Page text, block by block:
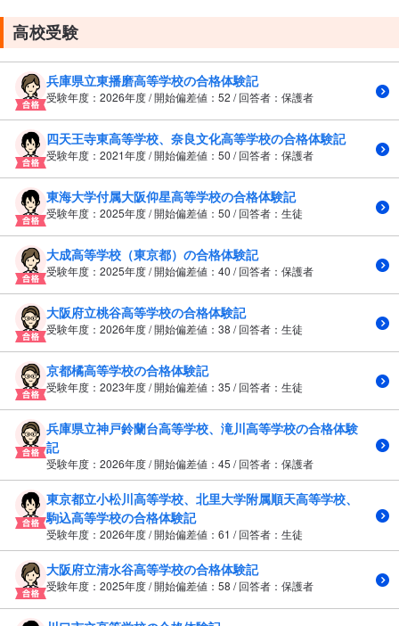
高校受験
兵庫県立東播磨高等学校の合格体験記
受験年度：2026年度 / 開始偏差値：52 / 回答者：保護者
四天王寺東高等学校、奈良文化高等学校の合格体験記
受験年度：2021年度 / 開始偏差値：50 / 回答者：保護者
東海大学付属大阪仰星高等学校の合格体験記
受験年度：2025年度 / 開始偏差値：50 / 回答者：生徒
大成高等学校（東京都）の合格体験記
受験年度：2025年度 / 開始偏差値：40 / 回答者：保護者
大阪府立桃谷高等学校の合格体験記
受験年度：2026年度 / 開始偏差値：38 / 回答者：生徒
京都橘高等学校の合格体験記
受験年度：2023年度 / 開始偏差値：35 / 回答者：生徒
兵庫県立神戸鈴蘭台高等学校、滝川高等学校の合格体験
記
受験年度：2026年度 / 開始偏差値：45 / 回答者：保護者
東京都立小松川高等学校、北里大学附属順天高等学校、
駒込高等学校の合格体験記
受験年度：2026年度 / 開始偏差値：61 / 回答者：生徒
大阪府立清水谷高等学校の合格体験記
受験年度：2025年度 / 開始偏差値：58 / 回答者：保護者